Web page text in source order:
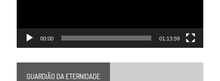
00:00 01:13:59
GUARDIÃO DA ETERNIDADE